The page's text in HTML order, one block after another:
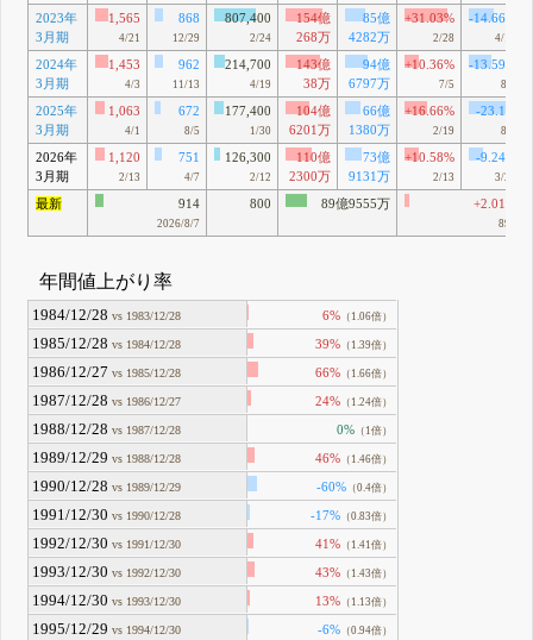
2023年
3月期
1,565
4/21
868
12/29
807,400
2/24
154億
268万
85億
4282万
+31.03%
2/28
-14.66%
4/19
2024年
3月期
1,453
4/3
962
11/13
214,700
4/19
143億
38万
94億
6797万
+10.36%
7/5
-13.59%
8/9
2025年
3月期
1,063
4/1
672
8/5
177,400
1/30
104億
6201万
66億
1380万
+16.66%
2/19
-23.1%
8/5
2026年
3月期
1,120
2/13
751
4/7
126,300
2/12
110億
2300万
73億
9131万
+10.58%
2/13
-9.24%
3/23
最新 914
2026/8/7
800 89億9555万 +2.01%
896
年間値上がり率
1984/12/28 vs 1983/12/28 6% （1.06倍）
1985/12/28 vs 1984/12/28 39% （1.39倍）
1986/12/27 vs 1985/12/28 66% （1.66倍）
1987/12/28 vs 1986/12/27 24% （1.24倍）
1988/12/28 vs 1987/12/28 0% （1倍）
1989/12/29 vs 1988/12/28 46% （1.46倍）
1990/12/28 vs 1989/12/29 -60% （0.4倍）
1991/12/30 vs 1990/12/28 -17% （0.83倍）
1992/12/30 vs 1991/12/30 41% （1.41倍）
1993/12/30 vs 1992/12/30 43% （1.43倍）
1994/12/30 vs 1993/12/30 13% （1.13倍）
1995/12/29 vs 1994/12/30 -6% （0.94倍）